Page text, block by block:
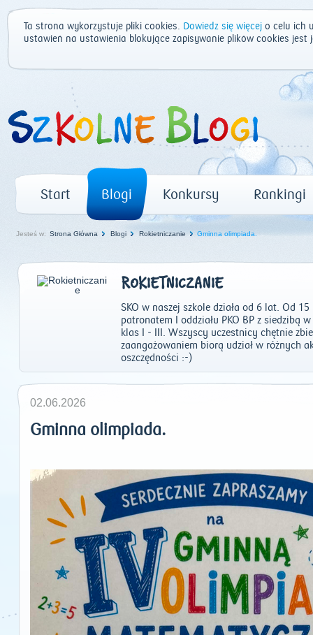
Ta strona wykorzystuje pliki cookies. Dowiedz się więcej o celu ich
ustawień na ustawienia blokujące zapisywanie plików cookies
Start Blogi Konkursy Rankingi
Jesteś w: Strona Główna Blogi Rokietniczanie Gminna olimpiada.
ROKIETNICZANIE
SKO w naszej szkole działa od 6 lat. Od
patronatem I oddziału PKO BP z siedzibą
klas I - III. Wszyscy uczestnicy chętnie
zaangażowaniem biorą udział w różnych
oszczędności :-)
02.06.2026
Gminna olimpiada.